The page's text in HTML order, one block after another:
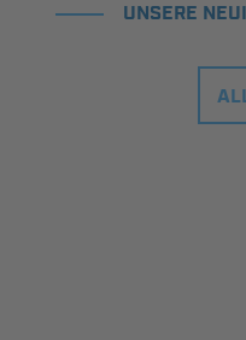
UNSERE